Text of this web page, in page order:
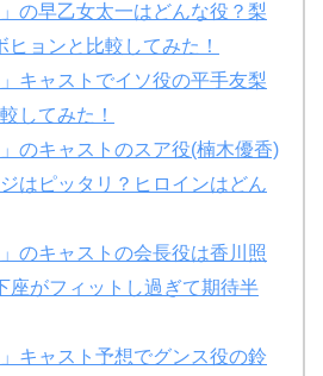
」の早乙女太一はどんな役？梨
ョンと比較してみた！
」キャストでイソ役の平手友梨
してみた！
」のキャストのスア役(楠木優香)
はピッタリ？ヒロインはどん
のキャストの会長役は香川照
座がフィットし過ぎて期待半
」キャスト予想でグンス役の鈴